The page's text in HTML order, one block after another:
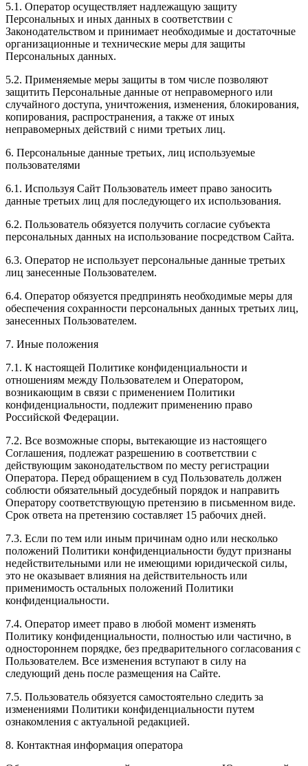
5.1. Оператор осуществляет надлежащую защиту
Персональных и иных данных в соответствии с
Законодательством и принимает необходимые и достаточные
организационные и технические меры для защиты
Персональных данных.
5.2. Применяемые меры защиты в том числе позволяют
защитить Персональные данные от неправомерного или
случайного доступа, уничтожения, изменения, блокирования,
копирования, распространения, а также от иных
неправомерных действий с ними третьих лиц.
6. Персональные данные третьих, лиц используемые
пользователями
6.1. Используя Сайт Пользователь имеет право заносить
данные третьих лиц для последующего их использования.
6.2. Пользователь обязуется получить согласие субъекта
персональных данных на использование посредством Сайта.
6.3. Оператор не использует персональные данные третьих
лиц занесенные Пользователем.
6.4. Оператор обязуется предпринять необходимые меры для
обеспечения сохранности персональных данных третьих лиц,
занесенных Пользователем.
7. Иные положения
7.1. К настоящей Политике конфиденциальности и
отношениям между Пользователем и Оператором,
возникающим в связи с применением Политики
конфиденциальности, подлежит применению право
Российской Федерации.
7.2. Все возможные споры, вытекающие из настоящего
Соглашения, подлежат разрешению в соответствии с
действующим законодательством по месту регистрации
Оператора. Перед обращением в суд Пользователь должен
соблюсти обязательный досудебный порядок и направить
Оператору соответствующую претензию в письменном виде.
Срок ответа на претензию составляет 15 рабочих дней.
7.3. Если по тем или иным причинам одно или несколько
положений Политики конфиденциальности будут признаны
недействительными или не имеющими юридической силы,
это не оказывает влияния на действительность или
применимость остальных положений Политики
конфиденциальности.
7.4. Оператор имеет право в любой момент изменять
Политику конфиденциальности, полностью или частично, в
одностороннем порядке, без предварительного согласования с
Пользователем. Все изменения вступают в силу на
следующий день после размещения на Сайте.
7.5. Пользователь обязуется самостоятельно следить за
изменениями Политики конфиденциальности путем
ознакомления с актуальной редакцией.
8. Контактная информация оператора